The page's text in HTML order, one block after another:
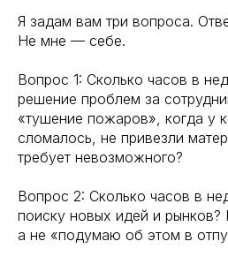
Я задам вам три вопроса.
Не мне — себе.
Вопрос 1: Сколько часов в
решение проблем за
«тушение пожаров», когда у
сломалось, не привезли
требует невозможного?
Вопрос 2: Сколько часов в
поиску новых идей и рынков?
а не «подумаю об этом в